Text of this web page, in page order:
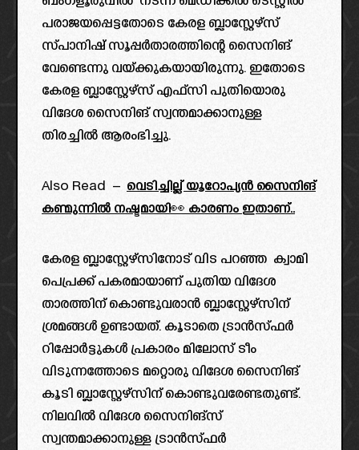
പരാജയപ്പെട്ടതോടെ കേരള ബ്ലാസ്റ്റേഴ്സ്
സ്പാനിഷ് സൂപ്പർതാരത്തിന്റെ സൈനിങ്
വേണ്ടെന്നു വയ്ക്കുകയായിരുന്നു. ഇതോടെ
കേരള ബ്ലാസ്റ്റേഴ്സ് എഫ്സി പുതിയൊരു
വിദേശ സൈനിങ് സ്വന്തമാക്കാനുള്ള
തിരച്ചിൽ ആരംഭിച്ചു.
Also Read – വെടിച്ചില്ല് യൂറോപ്യൻ സൈനിങ്
കണ്മുന്നിൽ നഷ്ടമായി👀 കാരണം ഇതാണ്..
കേരള ബ്ലാസ്റ്റേഴ്സിനോട് വിട പറഞ്ഞ ക്വാമി
പെപ്രക്ക്‌ പകരമായാണ് പുതിയ വിദേശ
താരത്തിന് കൊണ്ടുവരാൻ ബ്ലാസ്റ്റേഴ്സിന്
ശ്രമങ്ങൾ ഉണ്ടായത്. കൂടാതെ ട്രാൻസ്ഫർ
റിപ്പോർട്ടുകൾ പ്രകാരം മിലോസ് ടീം
വിടുന്നത്തോടെ മറ്റൊരു വിദേശ സൈനിങ്
കൂടി ബ്ലാസ്റ്റേഴ്സിന് കൊണ്ടുവരേണ്ടതുണ്ട്.
നിലവിൽ വിദേശ സൈനിങ്സ്
സ്വന്തമാക്കാനുള്ള ട്രാൻസ്ഫർ